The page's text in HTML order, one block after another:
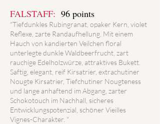
FALSTAFF: 96 points
"Tiefdunkles Rubingranat, opaker Kern, violet
Reflexe, zarte Randaufhellung. Mit einem
Hauch von kandierten Veilchen floral
unterlegte dunkle Waldbeerfrucht, zart
rauchige Edelholzwürze, attraktives Bukett.
Saftig, elegant, reif Kirsatrier, extrachutiner
Nougte Kirsatrier, Tiefchutiner Nougteness
und lange anhaftend im Abgang, zarter
Schokotouch im Nachhall, sicheres
Entwicklungspotenzial, schöner Vieilles
Vignes-Charakter. "